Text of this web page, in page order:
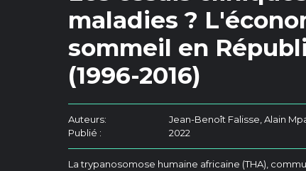
maladies ?
sommeil en
(1996-2016)
Auteurs:
Jean-Benoît Falisse, Alain
Publié :
2022
La trypanosomose humaine africaine (THA),